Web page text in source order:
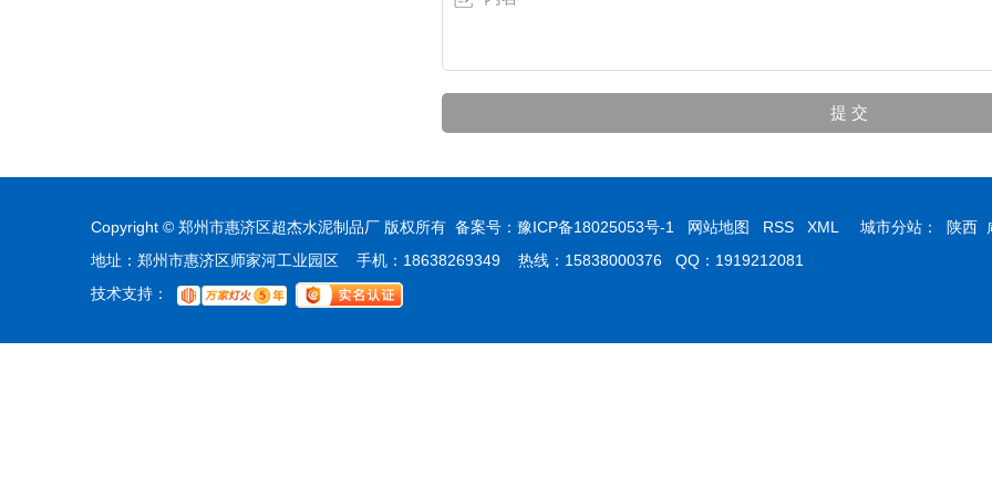
Copyright © 郑州市惠济区超杰水泥制品厂 版权所有 备案号： 豫ICP备18025053号-1 网站地图 RSS XML城市分站： 陕西
地址：郑州市惠济区师家河工业园区 手机：18638269349 热线：15838000376 QQ：1919212081
技术支持：